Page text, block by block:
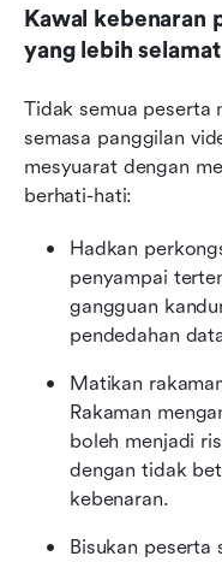
Kawal kebenaran
yang lebih selamat
Tidak semua peserta
semasa panggilan
mesyuarat dengan
berhati-hati:
Hadkan
penyampai
gangguan
pendedahan
Matikan
Rakaman
boleh menjadi
dengan tidak
kebenaran.
Bisukan peserta